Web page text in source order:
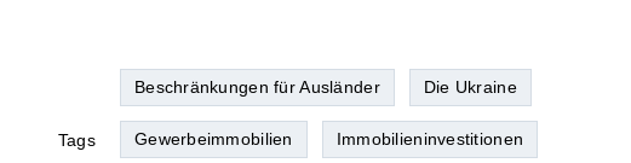
Tags
Beschränkungen für Ausländer Die Ukraine
Gewerbeimmobilien Immobilieninvestitionen